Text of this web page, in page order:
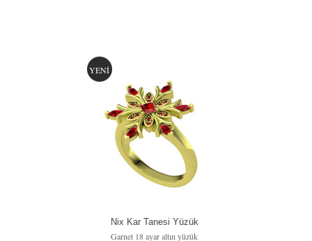
YENİ
Nix Kar Tanesi Yüzük
Garnet 18 ayar altın yüzük